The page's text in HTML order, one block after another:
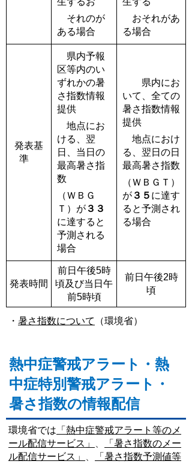
それのが
ある場合
おそれがあ
る場合
発表基
準
県内予報
区等内のい
ずれかの暑
さ指数情報
提供
地点にお
ける、翌
日、当日の
最高暑さ指
数
（ＷＢＧ
Ｔ）が ３３
に達すると
予測される
場合
県内にお
いて、全ての
暑さ指数情報
提供
地点におけ
る、翌日の日
最高暑さ指数
（ＷＢＧＴ）
が ３５ に達す
ると予測され
る場合
発表時間
前日午後5時
頃及び当日午
前5時頃
前日午後2時
頃
・ 暑さ指数について （環境省）
熱中症警戒アラート・熱
中症特別警戒アラート・
暑さ指数の情報配信
環境省では 「熱中症警戒アラート等のメ
ール配信サービス」
「暑さ指数のメー
ル配信サービス」
「暑さ指数予測値等